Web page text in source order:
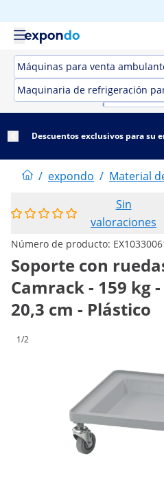
Máquinas para venta
Maquinaria de refrigeración
Descuentos exclusivos para su
/ expondo / Material
Sin
valoraciones
Número de producto:
Soporte con
Camrack - 159 kg
20,3 cm - Plástico
1/2